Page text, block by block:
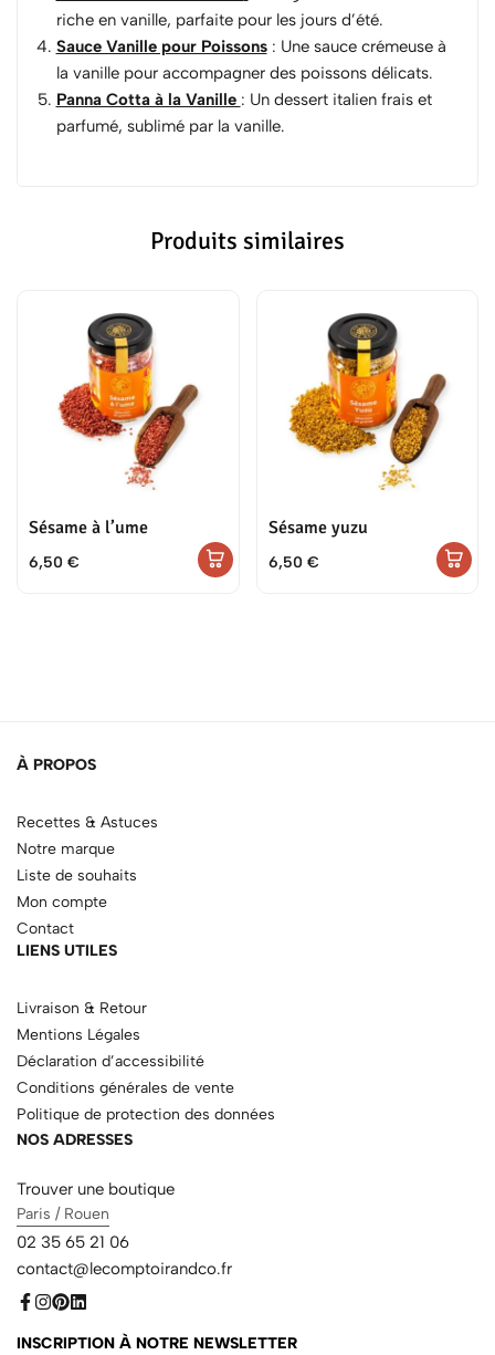
riche en vanille, parfaite pour les jours d’été.
Sauce Vanille pour Poissons: Une sauce crémeuse à
la vanille pour accompagner des poissons délicats.
Panna Cotta à la Vanille : Un dessert italien frais et
parfumé, sublimé par la vanille.
Produits similaires
Sésame à l’ume
6,50 €
Sésame yuzu
6,50 €
À PROPOS
Recettes & Astuces
Notre marque
Liste de souhaits
Mon compte
Contact
LIENS UTILES
Livraison & Retour
Mentions Légales
Déclaration d’accessibilité
Conditions générales de vente
Politique de protection des données
NOS ADRESSES
Trouver une boutique
Paris / Rouen
02 35 65 21 06
contact@lecomptoirandco.fr
INSCRIPTION À NOTRE NEWSLETTER